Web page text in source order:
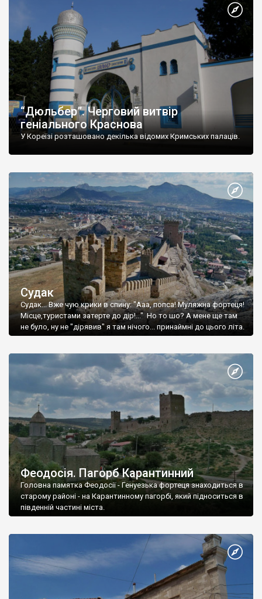
“Дюльбер”. Черговий витвір
геніального Краснова
У Кореїзі розташовано декілька відомих Кримських палаців.
Судак
Судак... Вже чую крики в спину: "Ааа, попса! Муляжна фортеця!
Місце,туристами затерте до дір!..." Но то шо? А мене ще там
не було, ну не "дірявив" я там нічого... принаймні до цього літа.
Феодосія. Пагорб Карантинний
Головна памятка Феодосії - Генуезька фортеця знаходиться в
старому районі - на Карантинному пагорбі, який підноситься в
південній частині міста.